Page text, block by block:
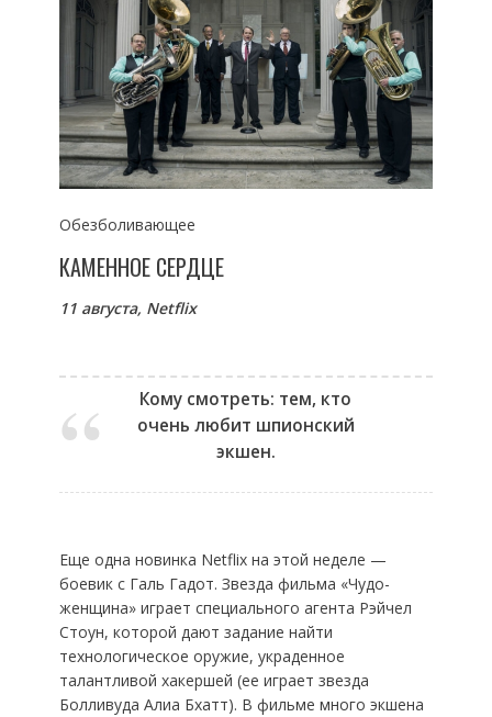
Обезболивающее
КАМЕННОЕ СЕРДЦЕ
11 августа, Netflix
Кому смотреть: тем, кто
очень любит шпионский
экшен.
Еще одна новинка Netflix на этой неделе —
боевик с Галь Гадот. Звезда фильма «Чудо-
женщина» играет специального агента Рэйчел
Стоун, которой дают задание найти
технологическое оружие, украденное
талантливой хакершей (ее играет звезда
Болливуда Алиа Бхатт). В фильме много экшена